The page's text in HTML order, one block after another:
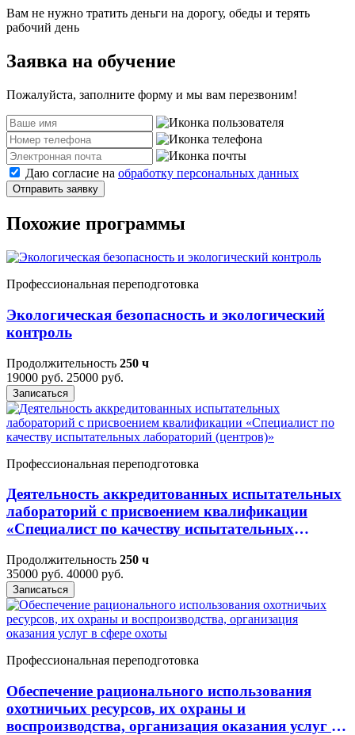
Вам не нужно тратить деньги на дорогу, обеды и терять
рабочий день
Заявка на обучение
Пожалуйста, заполните форму и мы вам перезвоним!
Даю согласие на обработку персональных данных
Отправить заявку
Похожие программы
Профессиональная переподготовка
Экологическая безопасность и экологический
контроль
Продолжительность 250 ч
19000 руб. 25000 руб.
Записаться
Профессиональная переподготовка
Деятельность аккредитованных испытательных
лабораторий с присвоением квалификации
«Специалист по качеству испытательных
Продолжительность 250 ч
35000 руб. 40000 руб.
Записаться
Профессиональная переподготовка
Обеспечение рационального использования
охотничьих ресурсов, их охраны и
воспроизводства, организация оказания услуг в